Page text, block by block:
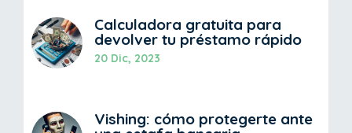
Calculadora gratuita para
devolver tu préstamo rápido
20 Dic, 2023
Vishing: cómo protegerte ante